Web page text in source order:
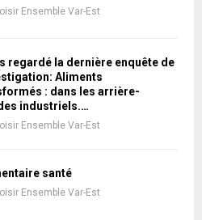
Ensemble Var-Est
regardé la dernière enquête de
Aliments
: dans les arrière-
industriels.…
Ensemble Var-Est
santé
Ensemble Var-Est